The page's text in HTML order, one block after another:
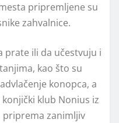
pripremljene su
zahvalnice.
prate ili da učestvuju i
kao što su
konopca, a
klub Nonius iz
priprema zanimljiv